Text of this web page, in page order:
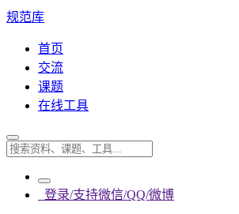
规范库
首页
交流
课题
在线工具
登录/支持微信/QQ/微博